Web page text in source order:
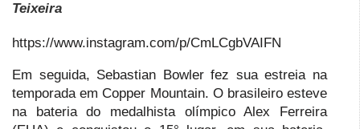
Teixeira
https://www.instagram.com/p/CmLCgbVAIFN
Em seguida, Sebastian Bowler fez sua estreia na
temporada em Copper Mountain. O brasileiro esteve
na bateria do medalhista olímpico Alex Ferreira